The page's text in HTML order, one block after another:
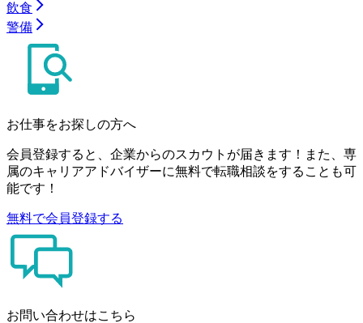
飲食
警備
お仕事をお探しの方へ
会員登録すると、企業からのスカウトが届きます！また、専
属のキャリアアドバイザーに無料で転職相談をすることも可
能です！
無料で会員登録する
お問い合わせはこちら